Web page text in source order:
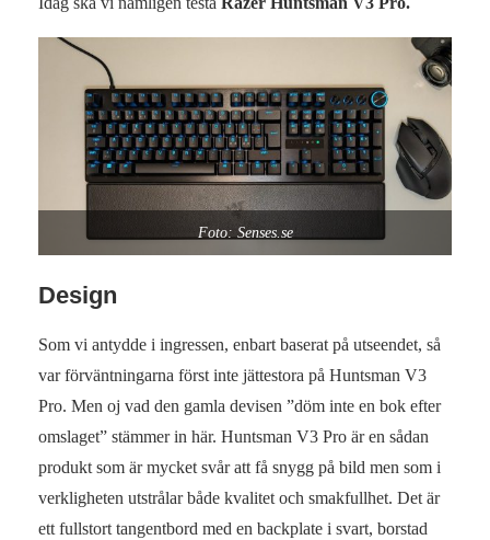
Foto: Senses.se
Design
Som vi antydde i ingressen, enbart baserat på utseendet, så
var förväntningarna först inte jättestora på Huntsman V3
Pro. Men oj vad den gamla devisen ”döm inte en bok efter
omslaget” stämmer in här. Huntsman V3 Pro är en sådan
produkt som är mycket svår att få snygg på bild men som i
verkligheten utstrålar både kvalitet och smakfullhet. Det är
ett fullstort tangentbord med en backplate i svart, borstad